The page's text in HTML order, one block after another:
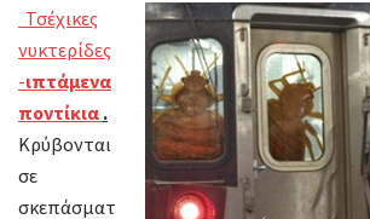
Τσέχικες
νυκτερίδες
-ιπτάμενα
ποντίκια .
Κρύβονται
σε
σκεπάσματ